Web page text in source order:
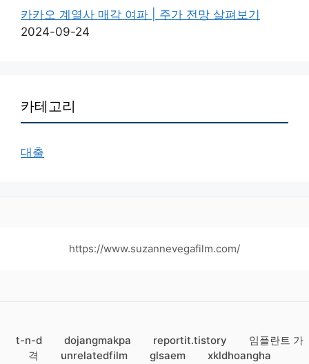
카카오 계열사 매각 여파 | 주가 전망 살펴보기
2024-09-24
카테고리
대출
https://www.suzannevegafilm.com/
t-n-d dojangmakpa reportit.tistory
임플란트 가
격
unrelatedfilm glsaem xkldhoangha